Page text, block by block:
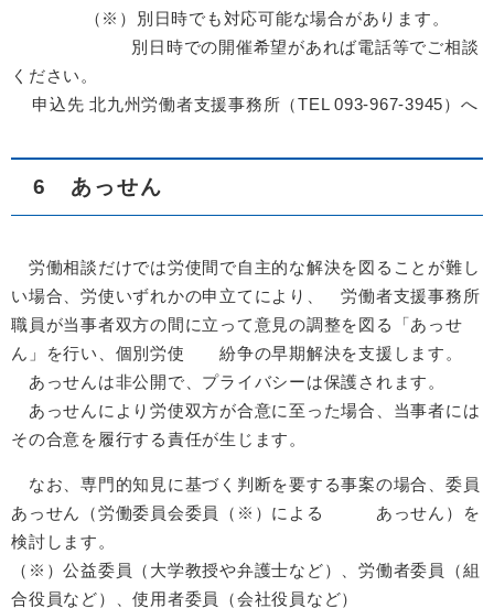
（※）別日時でも対応可能な場合があります。
別日時での開催希望があれば電話等でご相談
ください。
申込先 北九州労働者支援事務所（TEL 093-967-3945）へ
6 あっせん
労働相談だけでは労使間で自主的な解決を図ることが難し
い場合、労使いずれかの申立てにより、 労働者支援事務所
職員が当事者双方の間に立って意見の調整を図る「あっせ
ん」を行い、個別労使 紛争の早期解決を支援します。
あっせんは非公開で、プライバシーは保護されます。
あっせんにより労使双方が合意に至った場合、当事者には
その合意を履行する責任が生じます。​
なお、専門的知見に基づく判断を要する事案の場合、委員
あっせん（労働委員会委員（※）による あっせん）を
検討します。
（※）公益委員（大学教授や弁護士など）、労働者委員（組
合役員など）、使用者委員（会社役員など）